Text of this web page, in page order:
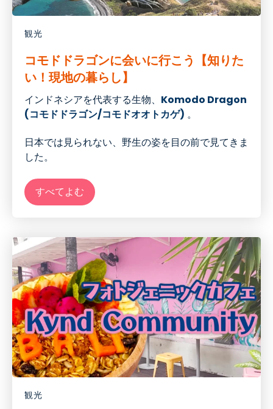
観光
コモドドラゴンに会いに行こう【知りた
い！現地の暮らし】
インドネシアを代表する生物、 Komodo Dragon
(コモドドラゴン/コモドオオトカゲ) 。
日本では見られない、 野生の姿を目の前で見てきま
した。
すべてよむ
観光